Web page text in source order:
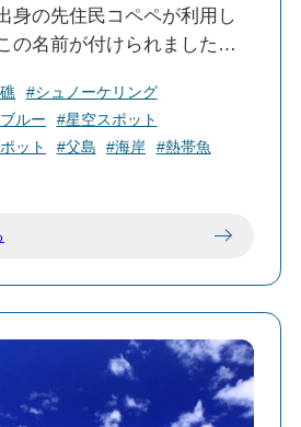
身の先住民コペペが利用し
の名前が付けられました。
岸で、サンゴや色鮮やかな
シュノーケリングがおすす
は天の川が綺麗に見られる
もあります。
#シュノーケリング
ルー
#星空スポット
ット
#父島 #海岸
#熱帯魚